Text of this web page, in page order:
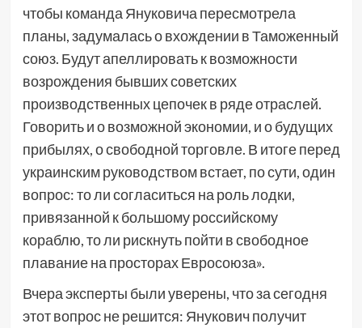
чтобы команда Януковича пересмотрела
планы, задумалась о вхождении в Таможенный
союз. Будут апеллировать к возможности
возрождения бывших советских
производственных цепочек в ряде отраслей.
Говорить и о возможной экономии, и о будущих
прибылях, о свободной торговле. В итоге перед
украинским руководством встает, по сути, один
вопрос: то ли согласиться на роль лодки,
привязанной к большому российскому
кораблю, то ли рискнуть пойти в свободное
плавание на просторах Евросоюза».
Вчера эксперты были уверены, что за сегодня
этот вопрос не решится: Янукович получит